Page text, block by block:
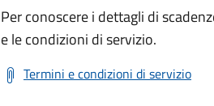
Per conoscere i dettagli di
e le condizioni di servizio.
Termini e condizioni di servizio